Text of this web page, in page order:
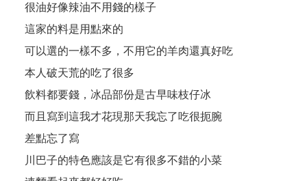
很油好像辣油不用錢的樣子
這家的料是用點來的
可以選的一樣不多，不用它的羊肉還真好吃
本人破天荒的吃了很多
飲料都要錢，冰品部份是古早味枝仔冰
而且寫到這我才花現那天我忘了吃很扼腕
差點忘了寫
川巴子的特色應該是它有很多不錯的小菜